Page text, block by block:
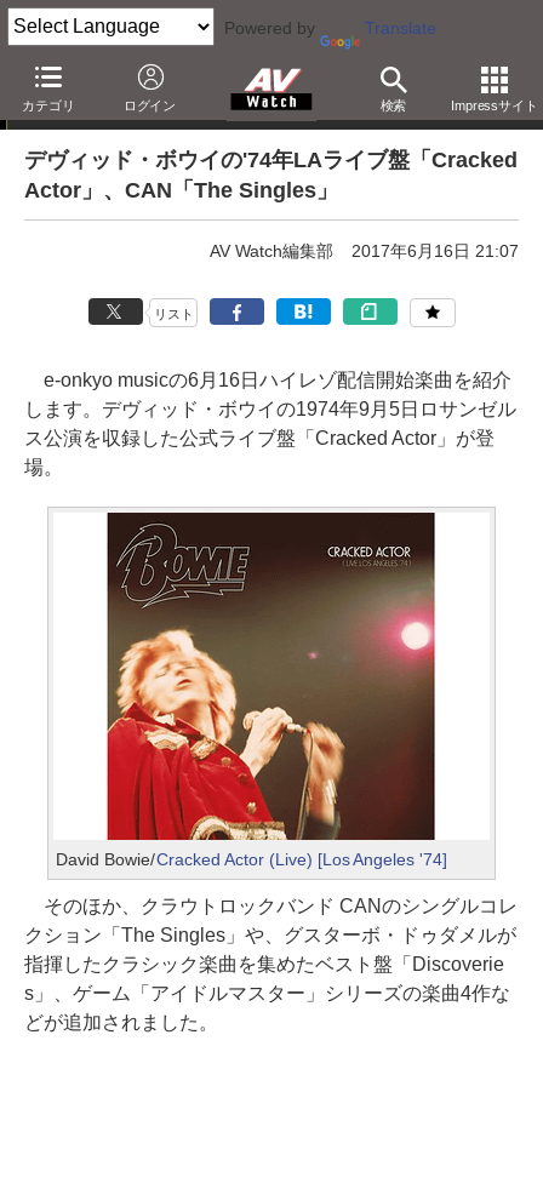
Powered by Translate
カテゴリ ログイン 検索 Impressサイト
e-onkyo musicハイレゾ配信情報
デヴィッド・ボウイの'74年LAライブ盤「Cracked
Actor」、CAN「The Singles」
AV Watch編集部 2017年6月16日 21:07
リスト
e-onkyo musicの6月16日ハイレゾ配信開始楽曲を紹介
します。デヴィッド・ボウイの1974年9月5日ロサンゼル
ス公演を収録した公式ライブ盤「Cracked Actor」が登
場。
David Bowie/Cracked Actor (Live) [Los Angeles '74]
そのほか、クラウトロックバンド CANのシングルコレ
クション「The Singles」や、グスターボ・ドゥダメルが
指揮したクラシック楽曲を集めたベスト盤「Discoverie
s」、ゲーム「アイドルマスター」シリーズの楽曲4作な
どが追加されました。